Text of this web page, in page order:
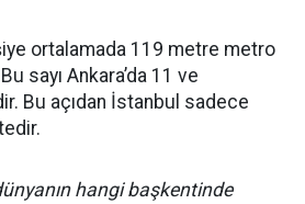
ortalamada 119 metre metro
sayı Ankara’da 11 ve
Bu açıdan İstanbul sadece
hangi başkentinde